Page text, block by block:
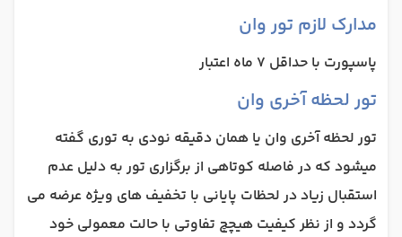
مدارک لازم تور وان
پاسپورت با حداقل 7 ماه اعتبار
تور لحظه آخری وان
تور لحظه آخری وان یا همان دقیقه نودی به توری گفته
میشود که در فاصله کوتاهی از برگزاری تور به دلیل عدم
استقبال زیاد در لحظات پایانی با تخفیف های ویژه عرضه می
گردد و از نظر کیفیت هیچچ تفاوتی با حالت معمولی خود